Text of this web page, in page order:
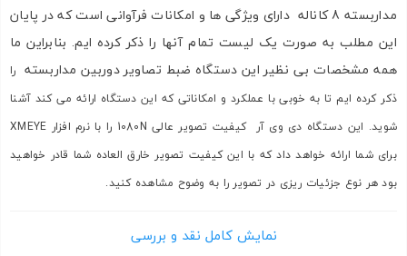
مداربسته 8 کاناله دارای ویژگی ها و امکانات فرآوانی است که در پایان
این مطلب به صورت یک لیست تمام آنها را ذکر کرده ایم. بنابراین ما
همه مشخصات بی نظیر این دستگاه ضبط تصاویر دوربین مداربسته را
ذکر کرده ایم تا به خوبی با عملکرد و امکاناتی که این دستگاه ارائه می کند آشنا
شوید. این دستگاه دی وی آر کیفیت تصویر عالی 1080N را با نرم افزار XMEYE
برای شما ارائه خواهد داد که با این کیفیت تصویر خارق العاده شما قادر خواهید
بود هر نوع جزئیات ریزی در تصویر را به وضوح مشاهده کنید.
ساپورت خواهد کرد و به عبارتی یک دستگاه ضبط هشت کاناله می
نمایش کامل نقد و بررسی
ارسال به ایمیل
ارسال
به من از طریق پیامک اطلاع بده